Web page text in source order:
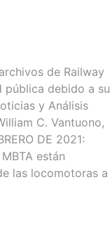
de Railway
pública debido a su
y Análisis
C. Vantuono,
DE 2021:
están
las locomotoras a